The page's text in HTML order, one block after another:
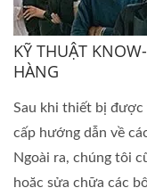
KỸ THUẬT
HÀNG
Sau khi thiết bị được
cấp hướng dẫn về
Ngoài ra, chúng tôi
hoặc sửa chữa các